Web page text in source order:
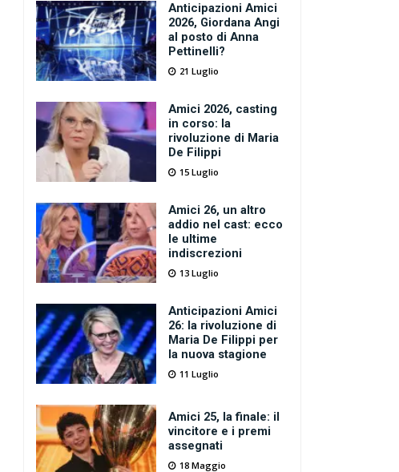
Anticipazioni Amici
2026, Giordana Angi
al posto di Anna
Pettinelli?
21 Luglio
Amici 2026, casting
in corso: la
rivoluzione di Maria
De Filippi
15 Luglio
Amici 26, un altro
addio nel cast: ecco
le ultime
indiscrezioni
13 Luglio
Anticipazioni Amici
26: la rivoluzione di
Maria De Filippi per
la nuova stagione
11 Luglio
Amici 25, la finale: il
vincitore e i premi
assegnati
18 Maggio